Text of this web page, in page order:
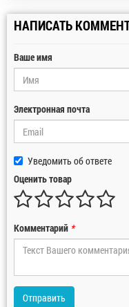
НАПИСАТЬ
Ваше имя
Электронная почта
Уведомить об ответе
Оценить товар
Комментарий *
Отправить